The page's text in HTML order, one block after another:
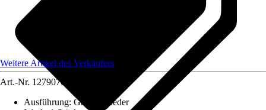
Weitere Artikel des Verkäufers
Art.-Nr. 12790704
Ausführung: Gasdruckfeder